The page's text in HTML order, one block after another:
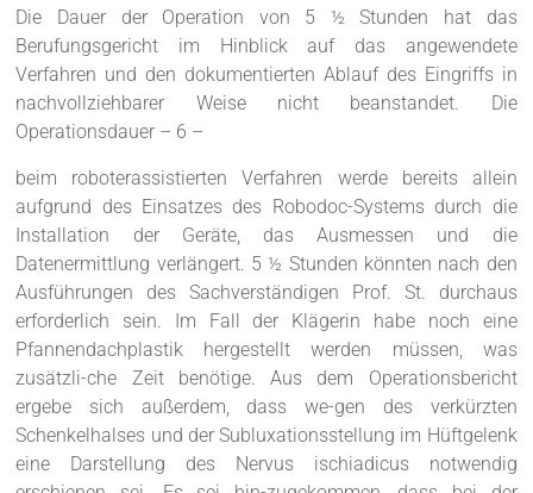
Die Dauer der Operation von 5 ½ Stunden hat das
Berufungsgericht im Hinblick auf das angewendete
Verfahren und den dokumentierten Ablauf des Eingriffs in
nachvollziehbarer Weise nicht beanstandet. Die
Operationsdauer – 6 –
beim roboterassistierten Verfahren werde bereits allein
aufgrund des Einsatzes des Robodoc-Systems durch die
Installation der Geräte, das Ausmessen und die
Datenermittlung verlängert. 5 ½ Stunden könnten nach den
Ausführungen des Sachverständigen Prof. St. durchaus
erforderlich sein. Im Fall der Klägerin habe noch eine
Pfannendachplastik hergestellt werden müssen, was
zusätzli-che Zeit benötige. Aus dem Operationsbericht
ergebe sich außerdem, dass we-gen des verkürzten
Schenkelhalses und der Subluxationsstellung im Hüftgelenk
eine Darstellung des Nervus ischiadicus notwendig